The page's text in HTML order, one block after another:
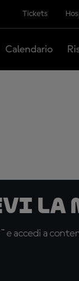
Tickets
Calendario
la
e accedi a